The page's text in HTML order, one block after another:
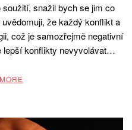
snažil bych se jim co
že každý konflikt a
což je samozřejmě negativní
lepší konflikty nevyvolávat…